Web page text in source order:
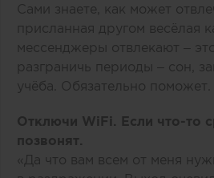
Сами знаете, как может
присланная другом весёлая
мессенджеры отвлекают –
разграничь периоды – сон,
учёба. Обязательно поможет.
Отключи WiFi. Если что-то
позвонят.
«Да что вам всем от меня